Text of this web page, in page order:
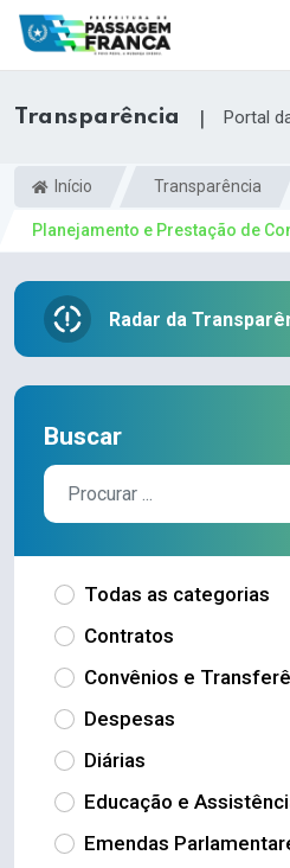
Transparência | Portal
Início Transparência
Planejamento e Prestação de
Radar da
Buscar
Todas as categorias
Contratos
Convênios e
Despesas
Diárias
Educação e
Emendas